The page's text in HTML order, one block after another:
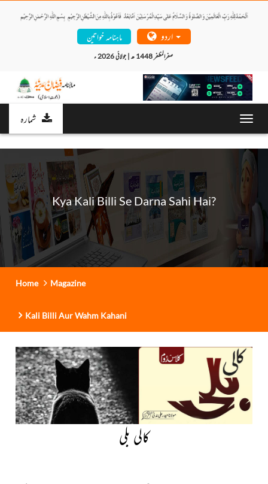
ماہنامہ خواتین
شمارہ
Kya Kali Billi Se Darna Sahi Hai?
Home Magazine
Kali Billi Aur Wahm Kahani
کالی بلی